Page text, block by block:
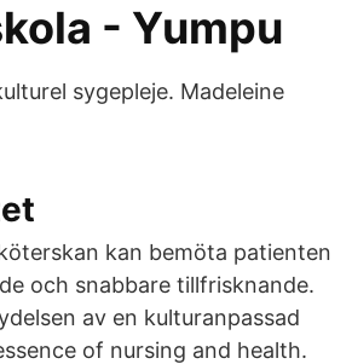
- Yumpu
sygepleje. Madeleine
kan bemöta patienten
och snabbare tillfrisknande.
av en kulturanpassad
of nursing and health.